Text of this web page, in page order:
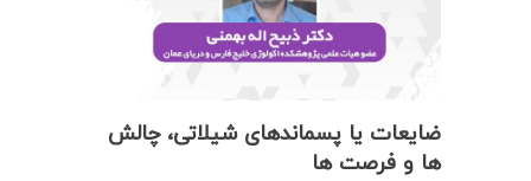
ضایعات یا پسماندهای شیلاتی، چالش
ها و فرصت ها